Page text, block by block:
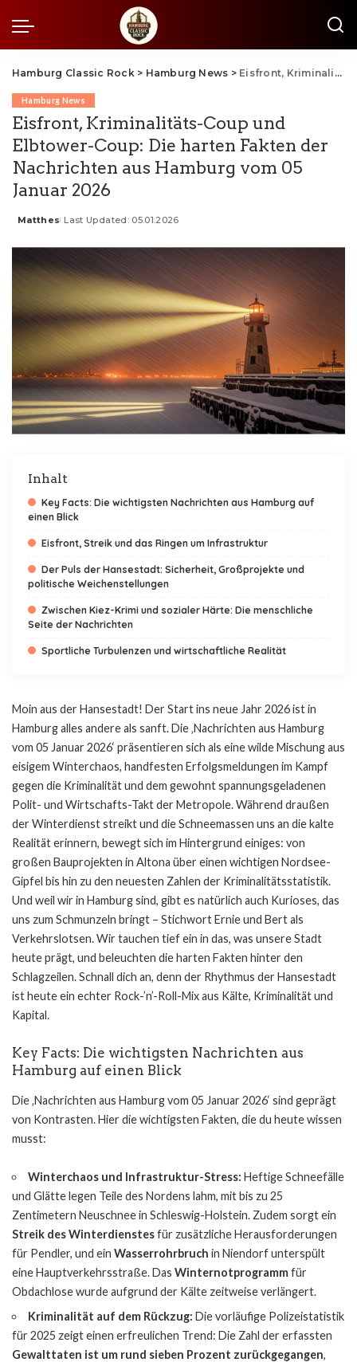
Hamburg Classic Rock> Hamburg News > Eisfront, Kriminalitäts-Coup und Elbtower-Coup: Die harten Fakten der Nachrichten aus Hamburg vom 05 Januar 2026
Hamburg News
Eisfront, Kriminalitäts-Coup und
Elbtower-Coup: Die harten Fakten der
Nachrichten aus Hamburg vom 05
Januar 2026
Posted
Matthes Last Updated: 05.01.2026
Inhalt
Key Facts: Die wichtigsten Nachrichten aus Hamburg auf
einen Blick
Eisfront, Streik und das Ringen um Infrastruktur
Der Puls der Hansestadt: Sicherheit, Großprojekte und
politische Weichenstellungen
Zwischen Kiez-Krimi und sozialer Härte: Die menschliche
Seite der Nachrichten
Sportliche Turbulenzen und wirtschaftliche Realität
Moin aus der Hansestadt! Der Start ins neue Jahr 2026 ist in
Hamburg alles andere als sanft. Die ‚Nachrichten aus Hamburg
vom 05 Januar 2026‘ präsentieren sich als eine wilde Mischung aus
eisigem Winterchaos, handfesten Erfolgsmeldungen im Kampf
gegen die Kriminalität und dem gewohnt spannungsgeladenen
Polit- und Wirtschafts-Takt der Metropole. Während draußen
der Winterdienst streikt und die Schneemassen uns an die kalte
Realität erinnern, bewegt sich im Hintergrund einiges: von
großen Bauprojekten in Altona über einen wichtigen Nordsee-
Gipfel bis hin zu den neuesten Zahlen der Kriminalitätsstatistik.
Und weil wir in Hamburg sind, gibt es natürlich auch Kurioses, das
uns zum Schmunzeln bringt – Stichwort Ernie und Bert als
Verkehrslotsen. Wir tauchen tief ein in das, was unsere Stadt
heute prägt, und beleuchten die harten Fakten hinter den
Schlagzeilen. Schnall dich an, denn der Rhythmus der Hansestadt
ist heute ein echter Rock-’n’-Roll-Mix aus Kälte, Kriminalität und
Kapital.
Key Facts: Die wichtigsten Nachrichten aus
Hamburg auf einen Blick
Die ‚Nachrichten aus Hamburg vom 05 Januar 2026‘ sind geprägt
von Kontrasten. Hier die wichtigsten Fakten, die du heute wissen
musst:
Winterchaos und Infrastruktur-Stress: Heftige Schneefälle
und Glätte legen Teile des Nordens lahm, mit bis zu 25
Zentimetern Neuschnee in Schleswig-Holstein. Zudem sorgt ein
Streik des Winterdienstesfür zusätzliche Herausforderungen
für Pendler, und ein Wasserrohrbruch in Niendorf unterspült
eine Hauptverkehrsstraße. Das Winternotprogrammfür
Obdachlose wurde aufgrund der Kälte zeitweise verlängert.
Kriminalität auf dem Rückzug: Die vorläufige Polizeistatistik
für 2025 zeigt einen erfreulichen Trend: Die Zahl der erfassten
Gewalttaten ist um rund sieben Prozent zurückgegangen,